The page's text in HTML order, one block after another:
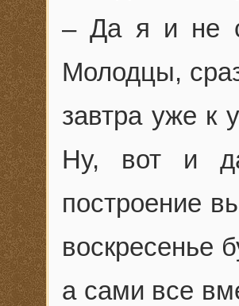
– Да я и не
Молодцы,
завтра уже к
Ну, вот и
построение
воскресенье
а сами все